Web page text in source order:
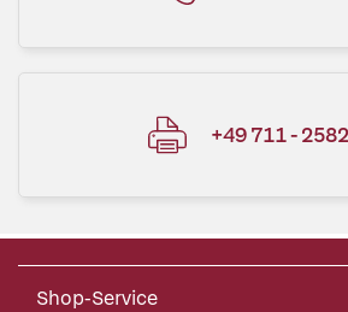
+49 711 -
Shop-Service